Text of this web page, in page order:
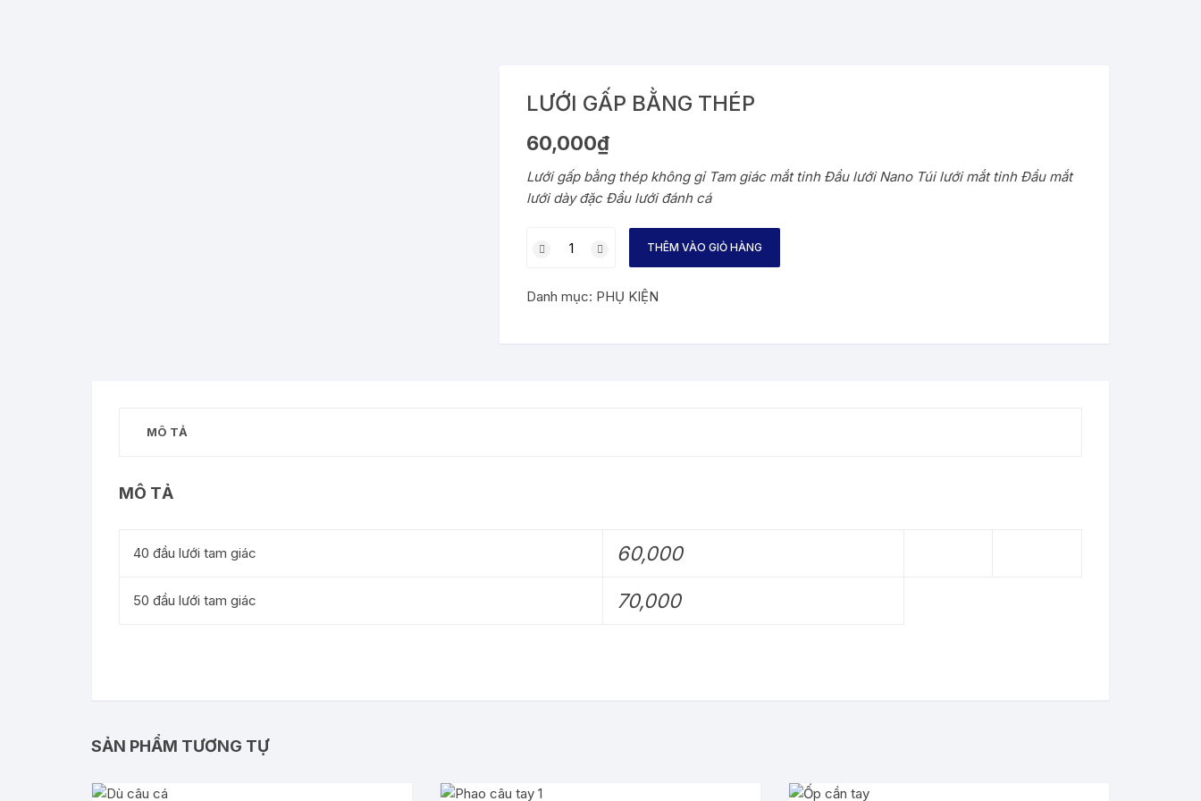
LƯỚI GẤP BẰNG THÉP
60,000₫
Lưới gấp bằng thép không gỉ Tam giác mắt tinh Đầu lưới Nano Túi lưới mắt tinh Đầu mắt
lưới dày đặc Đầu lưới đánh cá
GẤP
THÉP
THÊM VÀO GIỎ HÀNG
Danh mục: PHỤ KIỆN
MÔ TẢ
MÔ TẢ
40 đầu lưới tam giác 60,000
50 đầu lưới tam giác 70,000
SẢN PHẨM TƯƠNG TỰ